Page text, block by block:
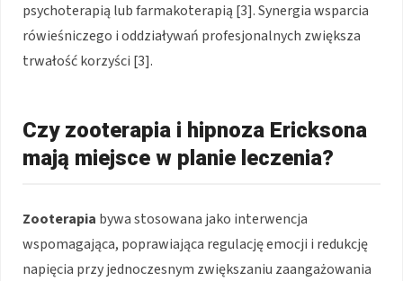
psychoterapią lub farmakoterapią [3]. Synergia wsparcia
rówieśniczego i oddziaływań profesjonalnych zwiększa
trwałość korzyści [3].
Czy zooterapia i hipnoza Ericksona
mają miejsce w planie leczenia?
Zooterapia bywa stosowana jako interwencja
wspomagająca, poprawiająca regulację emocji i redukcję
napięcia przy jednoczesnym zwiększaniu zaangażowania